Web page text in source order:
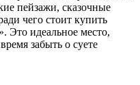
пейзажи, сказочные
чего стоит купить
Это идеальное место,
забыть о суете